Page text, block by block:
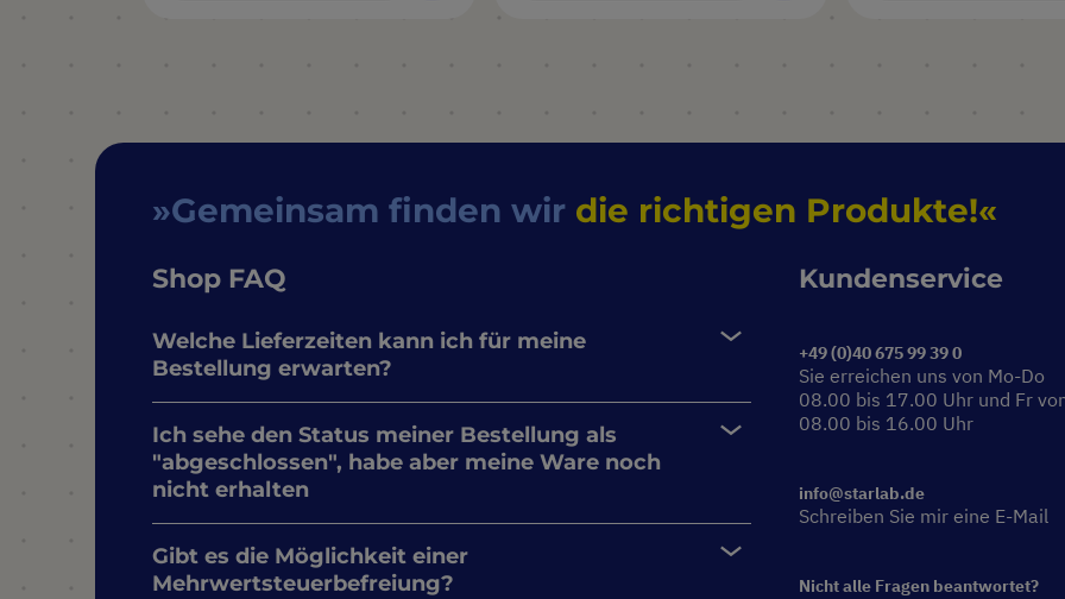
Gemeinsam finden wir die richtigen Produkte!
Shop FAQ
Welche Lieferzeiten kann ich für meine
Bestellung erwarten?
Ich sehe den Status meiner Bestellung als
"abgeschlossen", habe aber meine Ware noch
nicht erhalten
Gibt es die Möglichkeit einer
Mehrwertsteuerbefreiung?
Kundenservice
+49 (0)40 675 99 39 0
Sie erreichen uns von Mo-Do
08.00 bis 17.00 Uhr und Fr
08.00 bis 16.00 Uhr
info@starlab.de
Schreiben Sie mir eine E-Mail
Nicht alle Fragen beantwortet?